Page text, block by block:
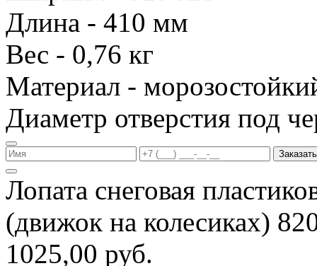
Длина - 410 мм
Вес - 0,76 кг
Материал -
Диаметр отверстия под
Заказать
Лопата снеговая
(движок на колесиках)
1025,00 руб.